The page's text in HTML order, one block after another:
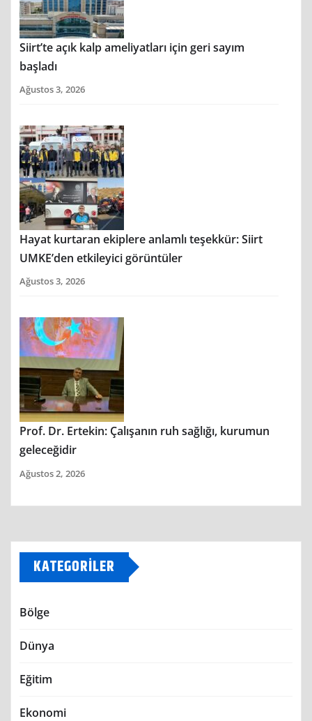
Siirt’te açık kalp ameliyatları için geri sayım
başladı
Ağustos 3, 2026
Hayat kurtaran ekiplere anlamlı teşekkür: Siirt
UMKE’den etkileyici görüntüler
Ağustos 3, 2026
Prof. Dr. Ertekin: Çalışanın ruh sağlığı, kurumun
geleceğidir
Ağustos 2, 2026
KATEGORILER
Bölge
Dünya
Eğitim
Ekonomi